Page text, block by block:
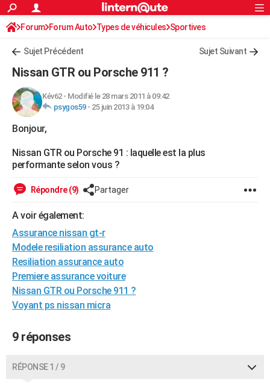
ACTUALITÉS
Politique
Société
Faits Divers
Education
Monde
Villes
+
FINANCE
Retraite
Impôts
Epargne
Immobilier
Risques naturels par ville
Banque
Assurance
Crédit
AUTO
Essais
Réserver un essai
Citadines
Berlines
SUV
Forum auto
+HIGH-TECH
Mobiles
Meilleur smartphone
Internet
Ordinateurs
Jeux vidéo
Guide high-tech
+BRICOLAGE
Forum
Aménagement intérieur
Extérieur
Cuisine
Salle de bains
Jardinage
Rangement
WEEK-END
LIFESTYLE
Art de vivre
Bien-être
Loisirs
Mode
Modes de vie
SANTE
Alimentation
Guide de la santé
Maladies
Médicaments
Sommeil
VOYAGE
Destinations
City break
Voyage nature
Voyage de noces
Forum
Climat
+PHOTO
GUIDES D'ACHAT
BONS PLANS
S'inscrire
Connexion
Forum Forum Auto Types de véhicules Sportives
Sujet Précédent Sujet Suivant
Nissan GTR ou Porsche 911 ?
Kév62- Modifié le 28 mars 2011 à 09:42
psygos59- 25 juin 2013 à 19:04
Bonjour,
Nissan GTR ou Porsche 91 : laquelle est la plus
performante selon vous ?
Répondre (9) Partager
A voir également:
Assurance nissan gt-r
Modele resiliation assurance auto
Resiliation assurance auto
Premiere assurance voiture
Nissan GTR ou Porsche 911 ?
Voyant ps nissan micra
9 réponses
RÉPONSE 1 / 9